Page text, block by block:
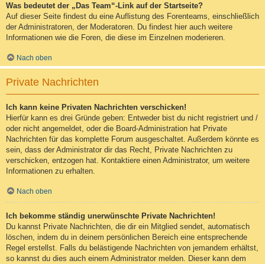
Was bedeutet der „Das Team“-Link auf der Startseite?
Auf dieser Seite findest du eine Auflistung des Forenteams, einschließlich
der Administratoren, der Moderatoren. Du findest hier auch weitere
Informationen wie die Foren, die diese im Einzelnen moderieren.
Nach oben
Private Nachrichten
Ich kann keine Privaten Nachrichten verschicken!
Hierfür kann es drei Gründe geben: Entweder bist du nicht registriert und /
oder nicht angemeldet, oder die Board-Administration hat Private
Nachrichten für das komplette Forum ausgeschaltet. Außerdem könnte es
sein, dass der Administrator dir das Recht, Private Nachrichten zu
verschicken, entzogen hat. Kontaktiere einen Administrator, um weitere
Informationen zu erhalten.
Nach oben
Ich bekomme ständig unerwünschte Private Nachrichten!
Du kannst Private Nachrichten, die dir ein Mitglied sendet, automatisch
löschen, indem du in deinem persönlichen Bereich eine entsprechende
Regel erstellst. Falls du belästigende Nachrichten von jemandem erhältst,
so kannst du dies auch einem Administrator melden. Dieser kann dem